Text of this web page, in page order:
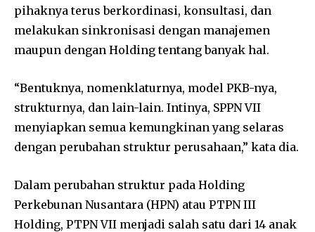
pihaknya terus berkordinasi, konsultasi, dan
melakukan sinkronisasi dengan manajemen
maupun dengan Holding tentang banyak hal.
“Bentuknya, nomenklaturnya, model PKB-nya,
strukturnya, dan lain-lain. Intinya, SPPN VII
menyiapkan semua kemungkinan yang selaras
dengan perubahan struktur perusahaan,” kata dia.
Dalam perubahan struktur pada Holding
Perkebunan Nusantara (HPN) atau PTPN III
Holding, PTPN VII menjadi salah satu dari 14 anak